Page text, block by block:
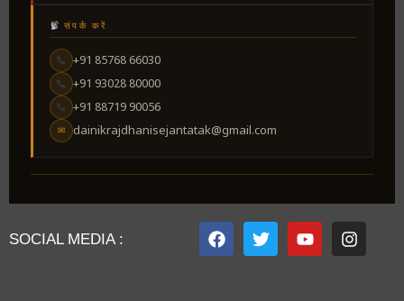
संपर्क करें
+91 85768 66030
+91 93028 80000
+91 88719 90056
✉ dainikrajdhanisejantatak@gmail.com
SOCIAL MEDIA :